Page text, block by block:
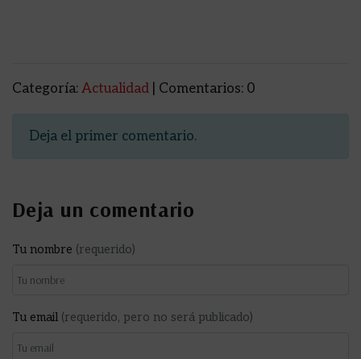
Categoría: Actualidad | Comentarios: 0
Deja el primer comentario.
Deja un comentario
Tu nombre (requerido)
Tu email (requerido, pero no será publicado)